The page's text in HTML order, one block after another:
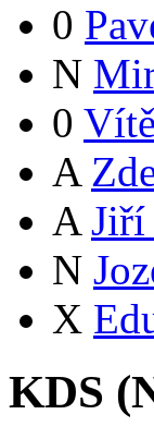
0
N
0
A
A Jiří
N
X
KDS (